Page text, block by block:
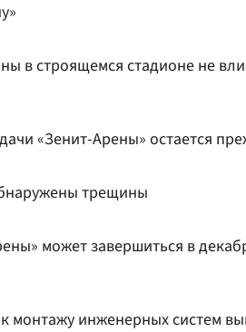
в строящемся стадионе не
«Зенит-Арены» остается
трещины
может завершиться в
монтажу инженерных систем